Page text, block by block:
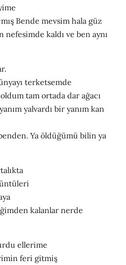
Bende mevsim hala güz
kaldı ve ben aynı
terketsemde
tam ortada dar ağacı
yalvardı bir yanım kan
Ya öldüğümü bilin ya
kalanlar nerde
ellerime
feri gitmiş